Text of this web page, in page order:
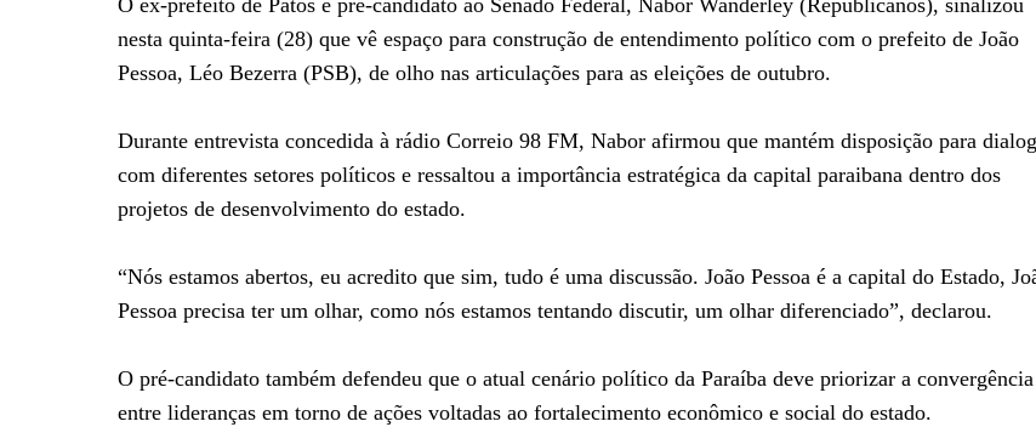
O ex-prefeito de Patos e pré-candidato ao Senado Federal, Nabor Wanderley (Republicanos), sinalizou
nesta quinta-feira (28) que vê espaço para construção de entendimento político com o prefeito de João
Pessoa, Léo Bezerra (PSB), de olho nas articulações para as eleições de outubro.
Durante entrevista concedida à rádio Correio 98 FM, Nabor afirmou que mantém disposição para
com diferentes setores políticos e ressaltou a importância estratégica da capital paraibana dentro dos
projetos de desenvolvimento do estado.
“Nós estamos abertos, eu acredito que sim, tudo é uma discussão. João Pessoa é a capital do Estado,
Pessoa precisa ter um olhar, como nós estamos tentando discutir, um olhar diferenciado”, declarou.
O pré-candidato também defendeu que o atual cenário político da Paraíba deve priorizar a convergência
entre lideranças em torno de ações voltadas ao fortalecimento econômico e social do estado.